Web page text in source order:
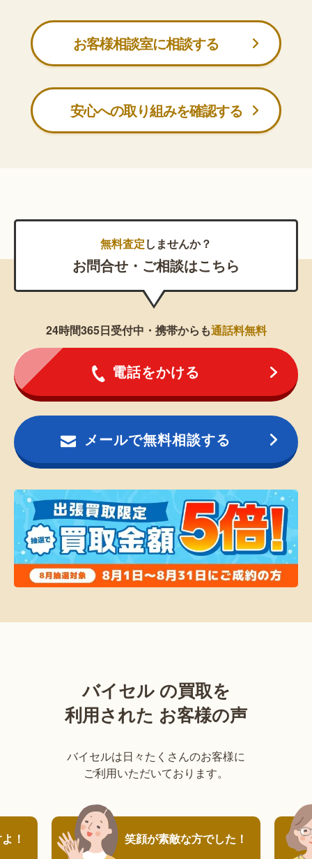
お客様相談室に相談する
安心への取り組みを確認する
無料査定しませんか？
お問合せ・ご相談はこちら
24時間365日受付中・携帯からも通話料無料
電話をかける
メールで無料相談する
バイセル の買取を
利用された お客様の声
バイセルは日々たくさんのお客様に
ご利用いただいております。
！
印象が良い方で丁寧に対